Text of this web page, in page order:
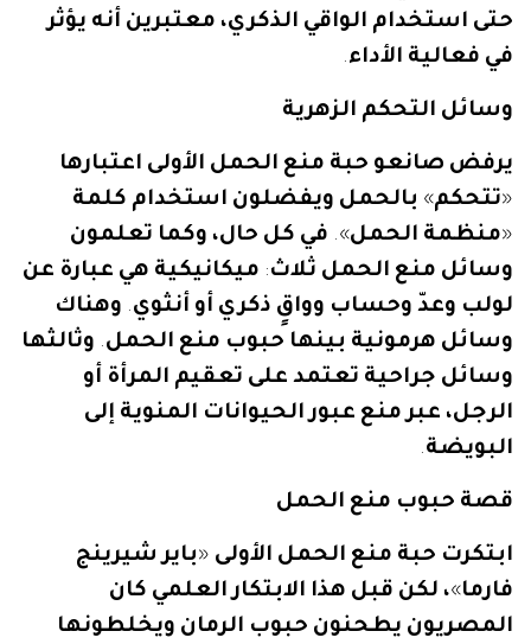
حتى استخدام الواقي الذكري، معتبرين أنه يؤثر
في فعالية الأداء.
وسائل التحكم الزهرية
يرفض صانعو حبة منع الحمل الأولى اعتبارها
«تتحكم» بالحمل ويفضلون استخدام كلمة
«منظمة الحمل». في كل حال، وكما تعلمون
وسائل منع الحمل ثلاث: ميكانيكية هي عبارة عن
لولب وعدّ وحساب وواقٍ ذكري أو أنثوي. وهناك
وسائل هرمونية بينها حبوب منع الحمل. وثالثها
وسائل جراحية تعتمد على تعقيم المرأة أو
الرجل، عبر منع عبور الحيوانات المنوية إلى
البويضة.
قصة حبوب منع الحمل
ابتكرت حبة منع الحمل الأولى «باير شيرينج
فارما»، لكن قبل هذا الابتكار العلمي كان
المصريون يطحنون حبوب الرمان ويخلطونها